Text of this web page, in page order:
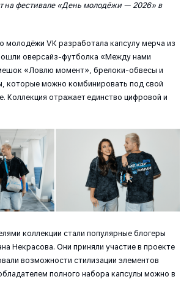
на фестивале «День молодёжи — 2026» в
молодёжи VK разработала капсулу мерча из
оверсайз-футболка «Между нами
«Ловлю момент», брелоки-обвесы и
которые можно комбинировать под свой
Коллекция отражает единство цифровой и
коллекции стали популярные блогеры
Некрасова. Они приняли участие в проекте
возможности стилизации элементов
полного набора капсулы можно в